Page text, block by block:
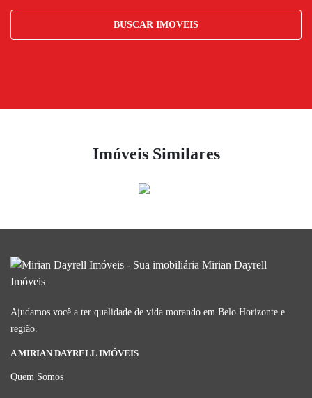
BUSCAR IMOVEIS
Imóveis Similares
Ajudamos você a ter qualidade de vida morando em Belo Horizonte e
região.
A MIRIAN DAYRELL IMÓVEIS
Quem Somos